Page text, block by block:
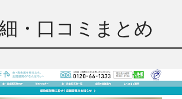
・口コミまとめ